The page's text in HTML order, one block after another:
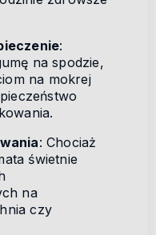
:
na spodzie,
na mokrej
: Chociaż
świetnie
na
czy